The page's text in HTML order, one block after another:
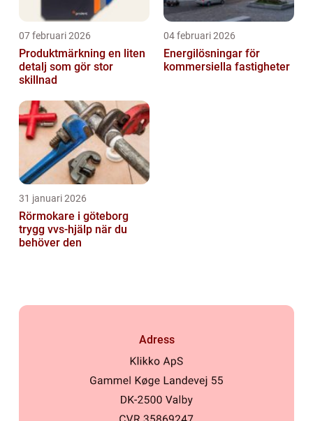
07 februari 2026
Produktmärkning en liten
detalj som gör stor
skillnad
04 februari 2026
Energilösningar för
kommersiella fastigheter
31 januari 2026
Rörmokare i göteborg
trygg vvs-hjälp när du
behöver den
Adress